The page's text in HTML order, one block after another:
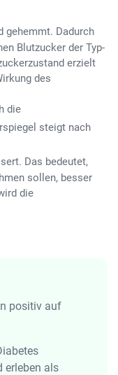
gehemmt. Dadurch
Blutzucker der Typ-
erzielt
des
die
steigt nach
Das bedeutet,
sollen, besser
die
positiv auf
erleben als